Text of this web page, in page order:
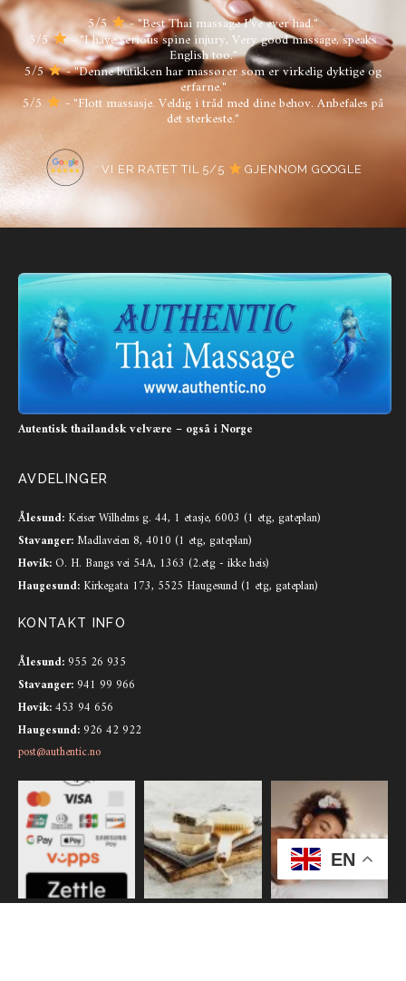
5/5 - "Best Thai massage I’ve ever had."
5/5 - "I have serious spine injury, Very good massage, speaks
English too."
5/5 - "Denne butikken har massører som er virkelig dyktige og
erfarne."
5/5 - "Flott massasje. Veldig i tråd med dine behov. Anbefales på
det sterkeste."
Autentisk thailandsk velvære – også i Norge
AVDELINGER
Ålesund: Keiser Wilhelms g. 44, 1 etasje, 6003 (1 etg, gateplan)
Stavanger:Madlaveien 8, 4010 (1 etg, gateplan)
Høvik: O. H. Bangs vei 54A, 1363 (2.etg - ikke heis)
Haugesund: Kirkegata 173, 5525 Haugesund (1 etg, gateplan)
KONTAKT INFO
Ålesund: 955 26 935
Stavanger: 941 99 966
Høvik:453 94 656
Haugesund: 926 42 922
post@authentic.no
EN